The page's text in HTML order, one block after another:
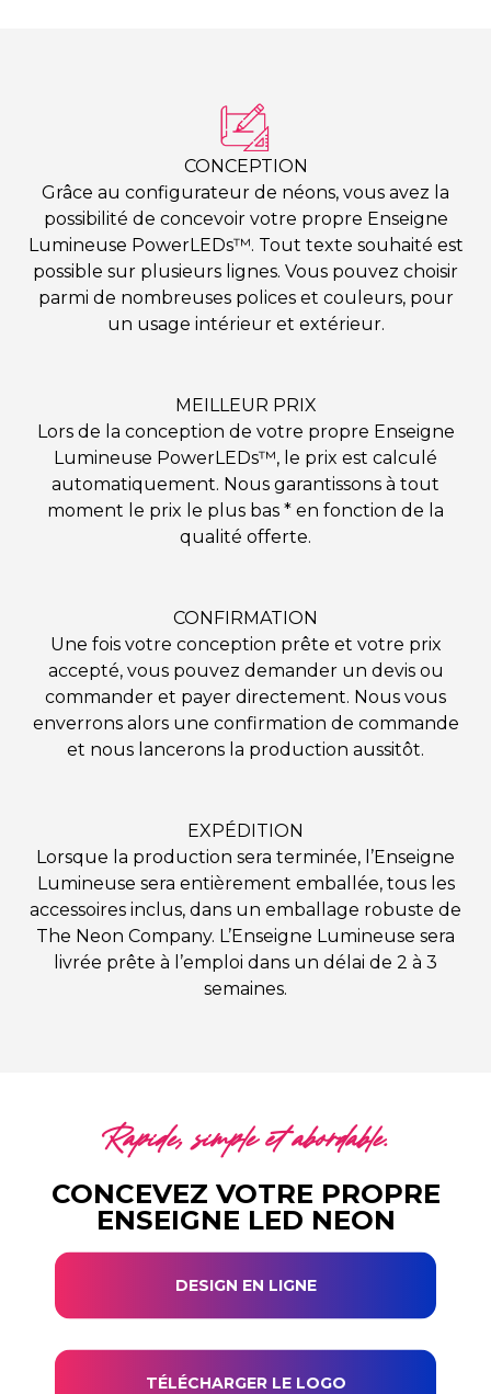
CONCEPTION
Grâce au configurateur de néons, vous avez la
possibilité de concevoir votre propre Enseigne
Lumineuse PowerLEDs™. Tout texte souhaité est
possible sur plusieurs lignes. Vous pouvez choisir
parmi de nombreuses polices et couleurs, pour
un usage intérieur et extérieur.
MEILLEUR PRIX
Lors de la conception de votre propre Enseigne
Lumineuse PowerLEDs™, le prix est calculé
automatiquement. Nous garantissons à tout
moment le prix le plus bas * en fonction de la
qualité offerte.
CONFIRMATION
Une fois votre conception prête et votre prix
accepté, vous pouvez demander un devis ou
commander et payer directement. Nous vous
enverrons alors une confirmation de commande
et nous lancerons la production aussitôt.
EXPÉDITION
Lorsque la production sera terminée, l’Enseigne
Lumineuse sera entièrement emballée, tous les
accessoires inclus, dans un emballage robuste de
The Neon Company. L’Enseigne Lumineuse sera
livrée prête à l’emploi dans un délai de 2 à 3
semaines.
Rapide, simple et abordable.
CONCEVEZ VOTRE PROPRE
ENSEIGNE LED NEON
DESIGN EN LIGNE
TÉLÉCHARGER LE LOGO